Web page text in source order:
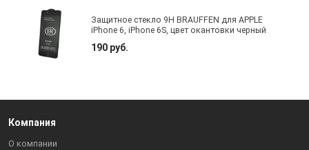
Защитное стекло 9H BRAUFFEN для APPLE
iPhone 6, iPhone 6S, цвет окантовки черный
190 руб.
Компания
О компании